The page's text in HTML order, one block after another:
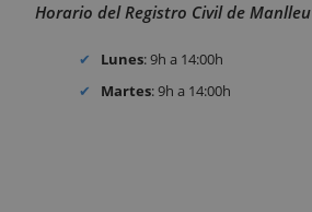
Horario del Registro Civil de Manlleu
Lunes: 9h a 14:00h
Martes: 9h a 14:00h